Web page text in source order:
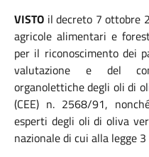
VISTO il decreto 7 ottobre
agricole alimentari e
per il riconoscimento dei
valutazione e del
organolettiche degli oli di
(CEE) n. 2568/91,
esperti degli oli di oliva
nazionale di cui alla legge